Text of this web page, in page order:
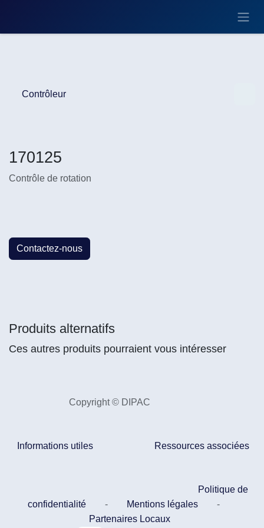
Contrôleur
170125
Contrôle de rotation
Contactez-nous
Produits alternatifs
Ces autres produits pourraient vous intéresser
Copyright © DIPAC
Informations utiles Ressources associées
Politique de
confidentialité - Mentions légales -
Partenaires Locaux